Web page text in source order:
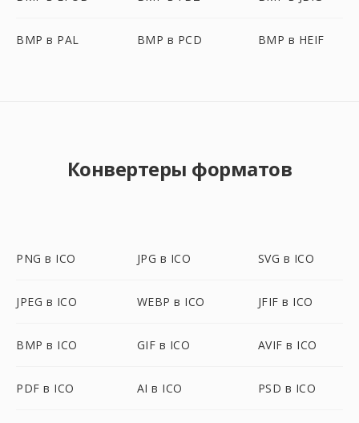
BMP в PAL BMP в PCD BMP в HEIF
Конвертеры форматов
PNG в ICO JPG в ICO SVG в ICO
JPEG в ICO WEBP в ICO JFIF в ICO
BMP в ICO GIF в ICO AVIF в ICO
PDF в ICO AI в ICO PSD в ICO